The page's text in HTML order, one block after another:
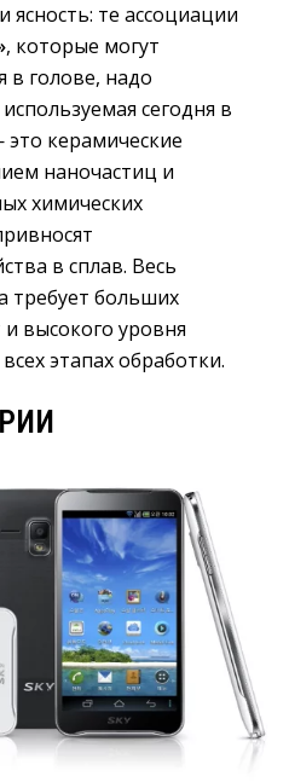
те ассоциации
, которые могут
в голове, надо
сегодня в
керамические
наночастиц и
химических
в сплав. Весь
требует больших
высокого уровня
этапах обработки.